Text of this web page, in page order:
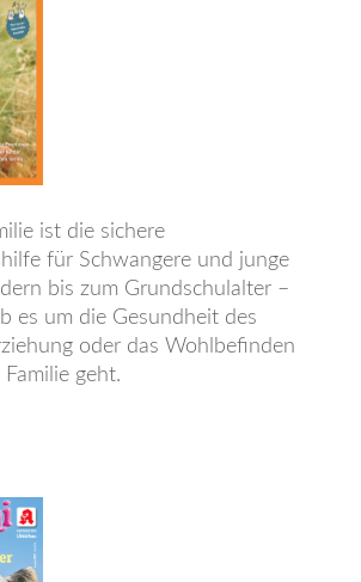
ist die sichere
für Schwangere und junge
bis zum Grundschulalter –
es um die Gesundheit des
oder das Wohlbefinden
geht.